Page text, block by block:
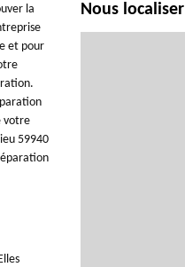
la
et pour
votre
59940
Nous localiser